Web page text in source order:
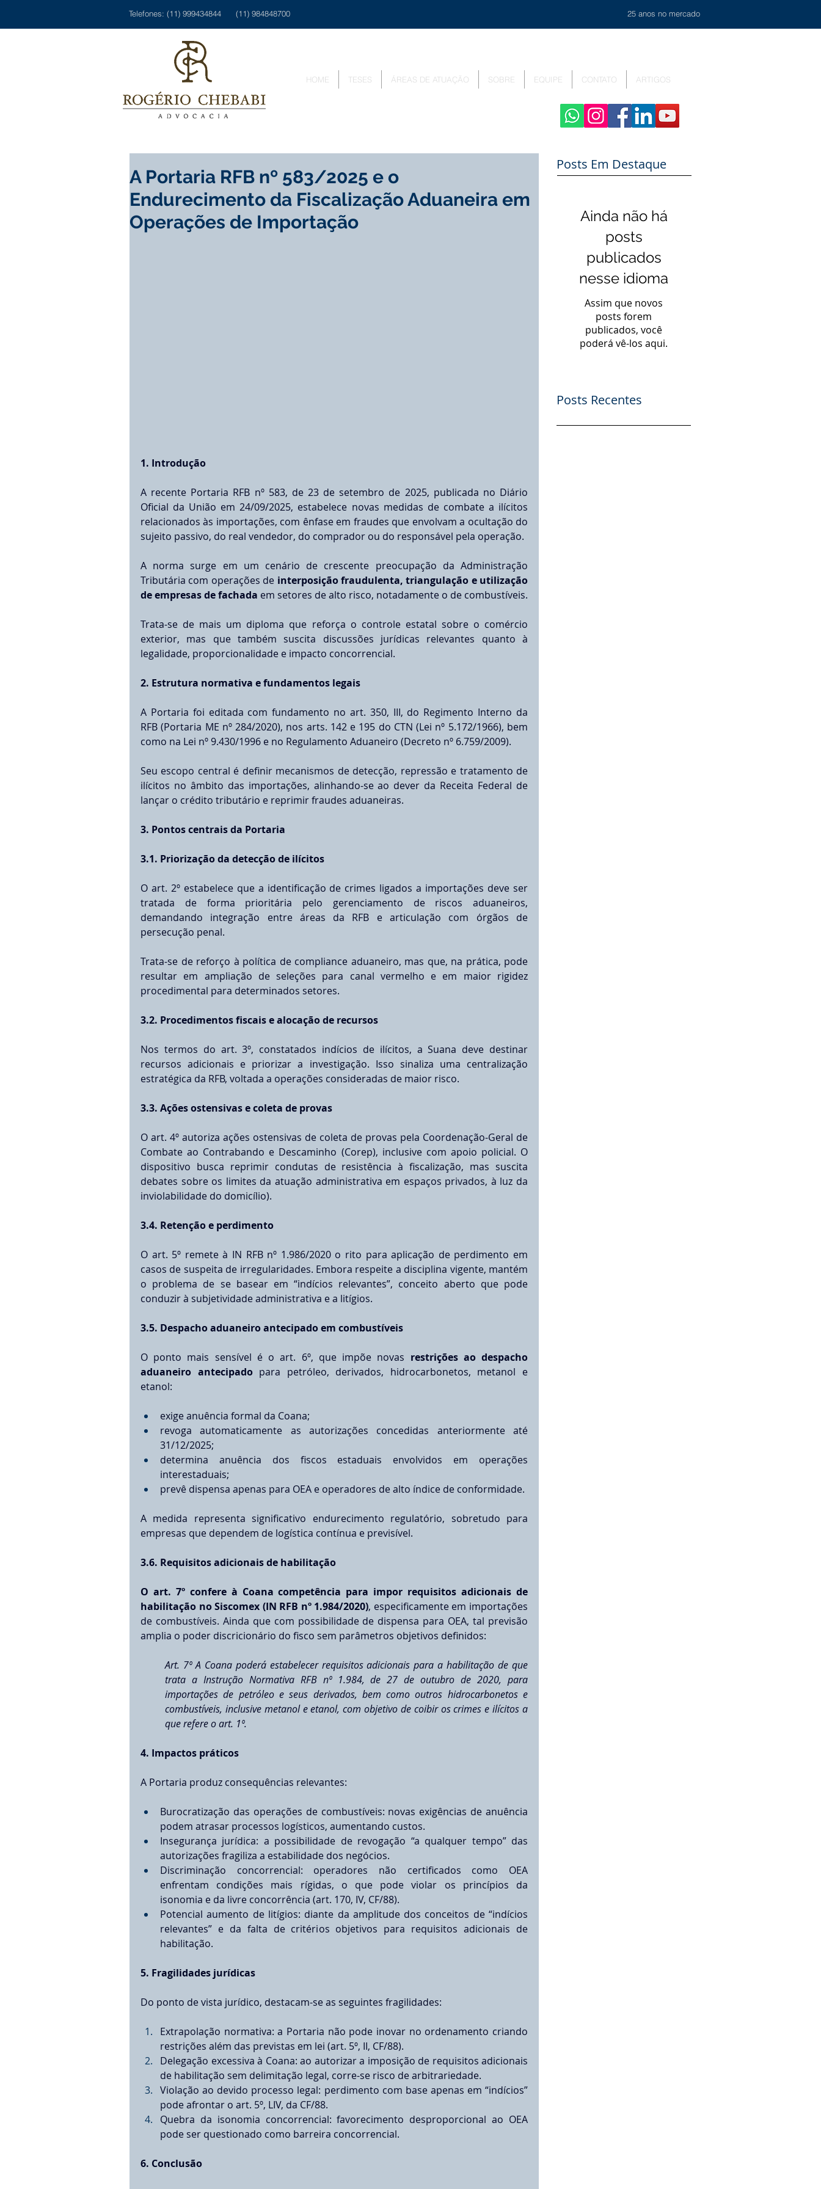
Telefones: (11) 999434844 (11) 984848700 25 anos no mercado
HOME TESES ÁREAS DE ATUAÇÃO SOBRE EQUIPE CONTATO ARTIGOS
A Portaria RFB nº 583/2025 e o
Endurecimento da Fiscalização Aduaneira em
Operações de Importação
1. Introdução
A recente Portaria RFB nº 583, de 23 de setembro de 2025, publicada no Diário
Oficial da União em 24/09/2025, estabelece novas medidas de combate a ilícitos
relacionados às importações, com ênfase em fraudes que envolvam a ocultação do
sujeito passivo, do real vendedor, do comprador ou do responsável pela operação.
A norma surge em um cenário de crescente preocupação da Administração
Tributária com operações de interposição fraudulenta, triangulação e utilização
de empresas de fachada em setores de alto risco, notadamente o de combustíveis.
Trata-se de mais um diploma que reforça o controle estatal sobre o comércio
exterior, mas que também suscita discussões jurídicas relevantes quanto à
legalidade, proporcionalidade e impacto concorrencial.
2. Estrutura normativa e fundamentos legais
A Portaria foi editada com fundamento no art. 350, III, do Regimento Interno da
RFB (Portaria ME nº 284/2020), nos arts. 142 e 195 do CTN (Lei nº 5.172/1966), bem
como na Lei nº 9.430/1996 e no Regulamento Aduaneiro (Decreto nº 6.759/2009).
Seu escopo central é definir mecanismos de detecção, repressão e tratamento de
ilícitos no âmbito das importações, alinhando-se ao dever da Receita Federal de
lançar o crédito tributário e reprimir fraudes aduaneiras.
3. Pontos centrais da Portaria
3.1. Priorização da detecção de ilícitos
O art. 2º estabelece que a identificação de crimes ligados a importações deve ser
tratada de forma prioritária pelo gerenciamento de riscos aduaneiros,
demandando integração entre áreas da RFB e articulação com órgãos de
persecução penal.
Trata-se de reforço à política de compliance aduaneiro, mas que, na prática, pode
resultar em ampliação de seleções para canal vermelho e em maior rigidez
procedimental para determinados setores.
3.2. Procedimentos fiscais e alocação de recursos
Nos termos do art. 3º, constatados indícios de ilícitos, a Suana deve destinar
recursos adicionais e priorizar a investigação. Isso sinaliza uma centralização
estratégica da RFB, voltada a operações consideradas de maior risco.
3.3. Ações ostensivas e coleta de provas
O art. 4º autoriza ações ostensivas de coleta de provas pela Coordenação-Geral de
Combate ao Contrabando e Descaminho (Corep), inclusive com apoio policial. O
dispositivo busca reprimir condutas de resistência à fiscalização, mas suscita
debates sobre os limites da atuação administrativa em espaços privados, à luz da
inviolabilidade do domicílio).
3.4. Retenção e perdimento
O art. 5º remete à IN RFB nº 1.986/2020 o rito para aplicação de perdimento em
casos de suspeita de irregularidades. Embora respeite a disciplina vigente, mantém
o problema de se basear em “indícios relevantes”, conceito aberto que pode
conduzir à subjetividade administrativa e a litígios.
3.5. Despacho aduaneiro antecipado em combustíveis
O ponto mais sensível é o art. 6º, que impõe novas restrições ao despacho
aduaneiro antecipado para petróleo, derivados, hidrocarbonetos, metanol e
etanol:
exige anuência formal da Coana;
revoga automaticamente as autorizações concedidas anteriormente até
31/12/2025;
determina anuência dos fiscos estaduais envolvidos em operações
interestaduais;
prevê dispensa apenas para OEA e operadores de alto índice de conformidade.
A medida representa significativo endurecimento regulatório, sobretudo para
empresas que dependem de logística contínua e previsível.
3.6. Requisitos adicionais de habilitação
O art. 7º confere à Coana competência para impor requisitos adicionais de
habilitação no Siscomex (IN RFB nº 1.984/2020), especificamente em importações
de combustíveis. Ainda que com possibilidade de dispensa para OEA, tal previsão
amplia o poder discricionário do fisco sem parâmetros objetivos definidos:
Art. 7º A Coana poderá estabelecer requisitos adicionais para a habilitação de que
trata a Instrução Normativa RFB nº 1.984, de 27 de outubro de 2020, para
importações de petróleo e seus derivados, bem como outros hidrocarbonetos e
combustíveis, inclusive metanol e etanol, com objetivo de coibir os crimes e ilícitos a
que refere o art. 1º.
4. Impactos práticos
A Portaria produz consequências relevantes:
Burocratização das operações de combustíveis: novas exigências de anuência
podem atrasar processos logísticos, aumentando custos.
Insegurança jurídica: a possibilidade de revogação “a qualquer tempo” das
autorizações fragiliza a estabilidade dos negócios.
Discriminação concorrencial: operadores não certificados como OEA
enfrentam condições mais rígidas, o que pode violar os princípios da
isonomia e da livre concorrência (art. 170, IV, CF/88).
Potencial aumento de litígios: diante da amplitude dos conceitos de “indícios
relevantes” e da falta de critérios objetivos para requisitos adicionais de
habilitação.
5. Fragilidades jurídicas
Do ponto de vista jurídico, destacam-se as seguintes fragilidades:
Extrapolação normativa: a Portaria não pode inovar no ordenamento criando
restrições além das previstas em lei (art. 5º, II, CF/88).
Delegação excessiva à Coana: ao autorizar a imposição de requisitos adicionais
de habilitação sem delimitação legal, corre-se risco de arbitrariedade.
Violação ao devido processo legal: perdimento com base apenas em “indícios”
pode afrontar o art. 5º, LIV, da CF/88.
Quebra da isonomia concorrencial: favorecimento desproporcional ao OEA
pode ser questionado como barreira concorrencial.
6. Conclusão
Posts Em Destaque
Ainda não há
posts
publicados
nesse idioma
Assim que novos
posts forem
publicados, você
poderá vê-los aqui.
Posts Recentes